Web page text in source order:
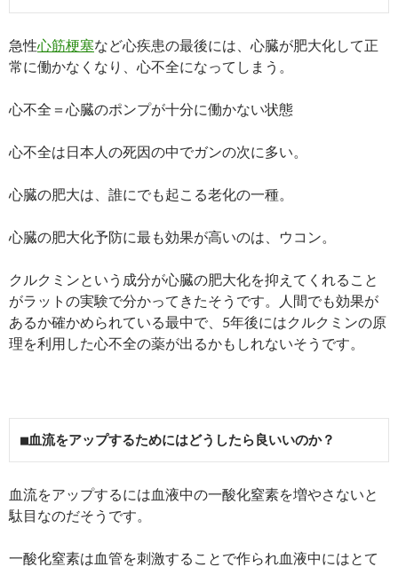
急性心筋梗塞など心疾患の最後には、心臓が肥大化して正
常に働かなくなり、心不全になってしまう。
心不全＝心臓のポンプが十分に働かない状態
心不全は日本人の死因の中でガンの次に多い。
心臓の肥大は、誰にでも起こる老化の一種。
心臓の肥大化予防に最も効果が高いのは、ウコン。
クルクミンという成分が心臓の肥大化を抑えてくれること
がラットの実験で分かってきたそうです。人間でも効果が
あるか確かめられている最中で、5年後にはクルクミンの原
理を利用した心不全の薬が出るかもしれないそうです。
■血流をアップするためにはどうしたら良いいのか？
血流をアップするには血液中の一酸化窒素を増やさないと
駄目なのだそうです。
一酸化窒素は血管を刺激することで作られ血液中にはとて